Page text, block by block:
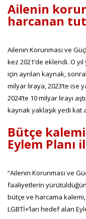
Ailenin
harcanan
Ailenin Korunması ve
kez 2021’de eklendi. O
için ayrılan kaynak,
milyar liraya, 2023’te ise
2024’te 10 milyar lirayı
kaynak yaklaşık yedi kat
Bütçe kalemi
Eylem Planı
“Ailenin Korunması ve
faaliyetlerin
bütçe ve harcama kalemi,
LGBTİ+’ları hedef alan